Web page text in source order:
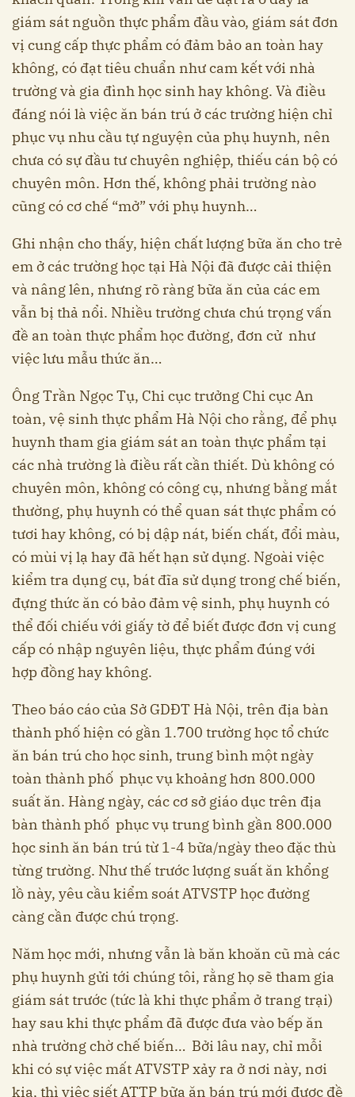
giám sát nguồn thực phẩm đầu vào, giám sát đơn
vị cung cấp thực phẩm có đảm bảo an toàn hay
không, có đạt tiêu chuẩn như cam kết với nhà
trường và gia đình học sinh hay không. Và điều
đáng nói là việc ăn bán trú ở các trường hiện chỉ
phục vụ nhu cầu tự nguyện của phụ huynh, nên
chưa có sự đầu tư chuyên nghiệp, thiếu cán bộ có
chuyên môn. Hơn thế, không phải trường nào
cũng có cơ chế “mở” với phụ huynh…
Ghi nhận cho thấy, hiện chất lượng bữa ăn cho trẻ
em ở các trường học tại Hà Nội đã được cải thiện
và nâng lên, nhưng rõ ràng bữa ăn của các em
vẫn bị thả nổi. Nhiều trường chưa chú trọng vấn
đề an toàn thực phẩm học đường, đơn cử như
việc lưu mẫu thức ăn…
Ông Trần Ngọc Tụ, Chi cục trưởng Chi cục An
toàn, vệ sinh thực phẩm Hà Nội cho rằng, để phụ
huynh tham gia giám sát an toàn thực phẩm tại
các nhà trường là điều rất cần thiết. Dù không có
chuyên môn, không có công cụ, nhưng bằng mắt
thường, phụ huynh có thể quan sát thực phẩm có
tươi hay không, có bị dập nát, biến chất, đổi màu,
có mùi vị lạ hay đã hết hạn sử dụng. Ngoài việc
kiểm tra dụng cụ, bát đĩa sử dụng trong chế biến,
đựng thức ăn có bảo đảm vệ sinh, phụ huynh có
thể đối chiếu với giấy tờ để biết được đơn vị cung
cấp có nhập nguyên liệu, thực phẩm đúng với
hợp đồng hay không.
Theo báo cáo của Sở GDĐT Hà Nội, trên địa bàn
thành phố hiện có gần 1.700 trường học tổ chức
ăn bán trú cho học sinh, trung bình một ngày
toàn thành phố phục vụ khoảng hơn 800.000
suất ăn. Hàng ngày, các cơ sở giáo dục trên địa
bàn thành phố phục vụ trung bình gần 800.000
học sinh ăn bán trú từ 1-4 bữa/ngày theo đặc thù
từng trường. Như thế trước lượng suất ăn khổng
lồ này, yêu cầu kiểm soát ATVSTP học đường
càng cần được chú trọng.
Năm học mới, nhưng vẫn là băn khoăn cũ mà các
phụ huynh gửi tới chúng tôi, rằng họ sẽ tham gia
giám sát trước (tức là khi thực phẩm ở trang trại)
hay sau khi thực phẩm đã được đưa vào bếp ăn
nhà trường chờ chế biến… Bởi lâu nay, chỉ mỗi
khi có sự việc mất ATVSTP xảy ra ở nơi này, nơi
kia, thì việc siết ATTP bữa ăn bán trú mới được đề